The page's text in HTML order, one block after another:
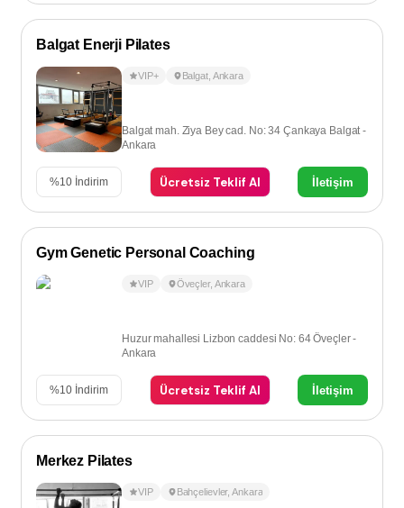
Balgat Enerji Pilates
VIP+ Balgat, Ankara
Balgat mah. Ziya Bey cad. No: 34 Çankaya Balgat -
Ankara
%10 İndirim Ücretsiz Teklif Al İletişim
Gym Genetic Personal Coaching
VIP Öveçler, Ankara
Huzur mahallesi Lizbon caddesi No: 64 Öveçler -
Ankara
%10 İndirim Ücretsiz Teklif Al İletişim
Merkez Pilates
VIP Bahçelievler,Ankara